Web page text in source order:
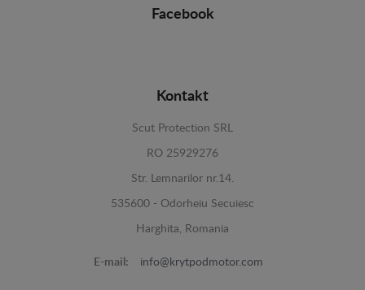
Facebook
Kontakt
Scut Protection SRL
RO 25929276
Str. Lemnarilor nr.14.
535600 - Odorheiu Secuiesc
Harghita, Romania
E-mail: info@krytpodmotor.com